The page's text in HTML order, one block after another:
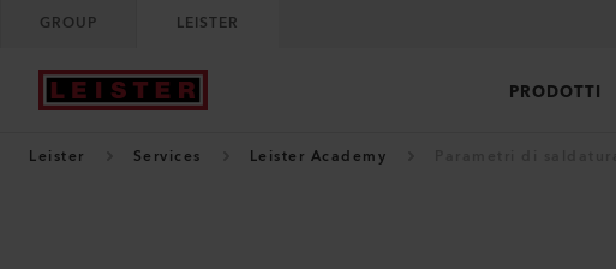
GROUP LEISTER
PRODOTTI
Leister Services Leister Academy